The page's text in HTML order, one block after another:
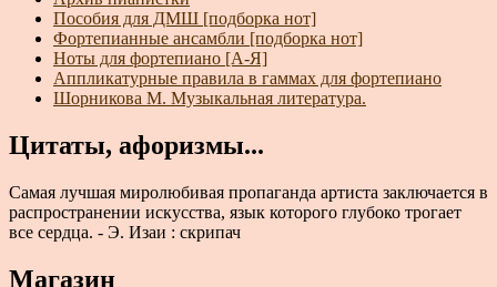
Пособия для ДМШ [подборка нот]
Фортепианные ансамбли [подборка нот]
Ноты для фортепиано [А-Я]
Аппликатурные правила в гаммах для фортепиано
Шорникова М. Музыкальная литература.
Цитаты, афоризмы...
Самая лучшая миролюбивая пропаганда артиста заключается в
распространении искусства, язык которого глубоко трогает
все сердца. - Э. Изаи : скрипач
Магазин